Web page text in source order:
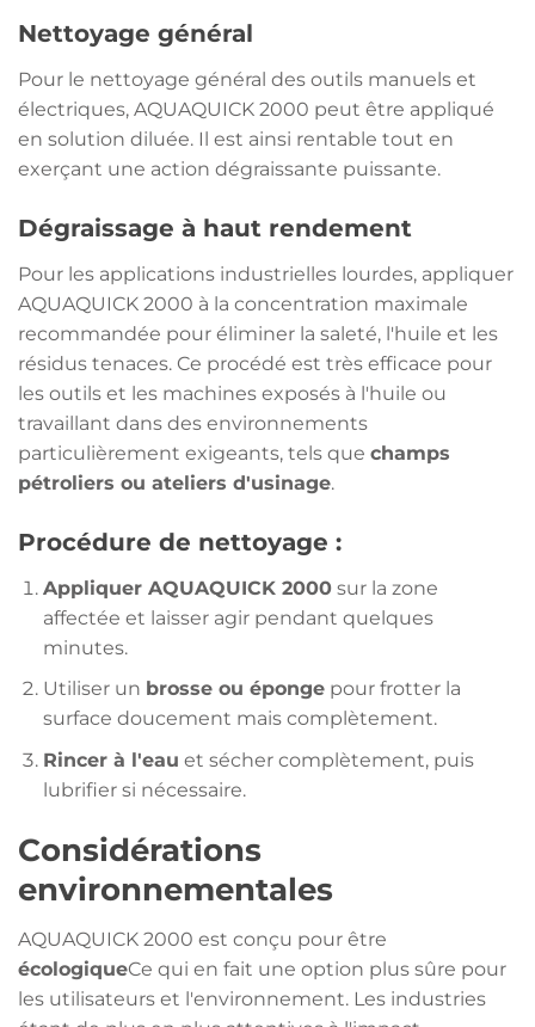
Nettoyage général
Pour le nettoyage général des outils manuels et
électriques, AQUAQUICK 2000 peut être appliqué
en solution diluée. Il est ainsi rentable tout en
exerçant une action dégraissante puissante.
Dégraissage à haut rendement
Pour les applications industrielles lourdes, appliquer
AQUAQUICK 2000 à la concentration maximale
recommandée pour éliminer la saleté, l'huile et les
résidus tenaces. Ce procédé est très efficace pour
les outils et les machines exposés à l'huile ou
travaillant dans des environnements
particulièrement exigeants, tels que champs
pétroliers ou ateliers d'usinage.
Procédure de nettoyage :
Appliquer AQUAQUICK 2000sur la zone
affectée et laisser agir pendant quelques
minutes.
Utiliser un brosse ou épongepour frotter la
surface doucement mais complètement.
Rincer à l'eau et sécher complètement, puis
lubrifier si nécessaire.
Considérations
environnementales
AQUAQUICK 2000 est conçu pour être
écologiqueCe qui en fait une option plus sûre pour
les utilisateurs et l'environnement. Les industries